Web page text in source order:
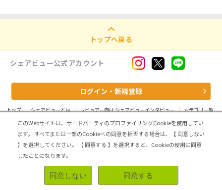
トップへ戻る
シェアビュー公式アカウント
ログイン・新規登録
トップ | シェアビューとは | レビュアー向け シェアビューインタビュー | カテゴリ一覧
運営会社 | 個人情報の取扱いについて | 利用規約 サイトマップ
Copyright (C) ASMARQ Co.,Ltd. All Rights Reserved.
このWebサイトは、サードパーティのプロファイリングCookieを使用してい
ます。
すべてまたは一部のCookieへの同意を拒否する場合は、【 同意しない
】を選択してください。
【 同意する 】を選択すると、Cookieの使用に同意
したことになります。
同意しない 同意する